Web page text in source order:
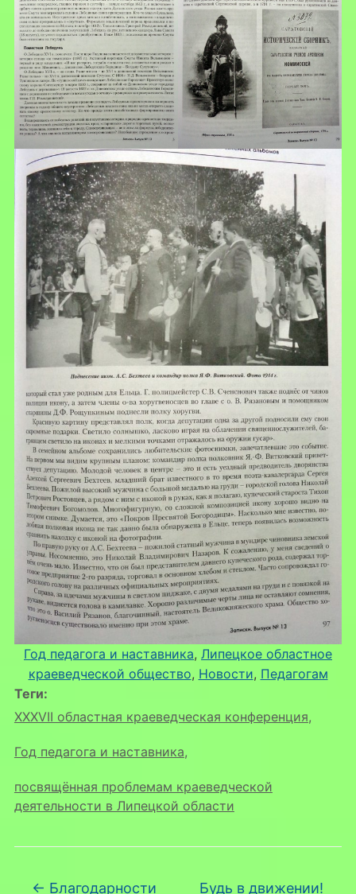
Год педагога и наставника, Липецкое областное
краеведческой общество, Новости, Педагогам
Теги:
XXXVII областная краеведческая конференция,
Год педагога и наставника,
посвящённая проблемам краеведческой
деятельности в Липецкой области
← Благодарности Будь в движении!